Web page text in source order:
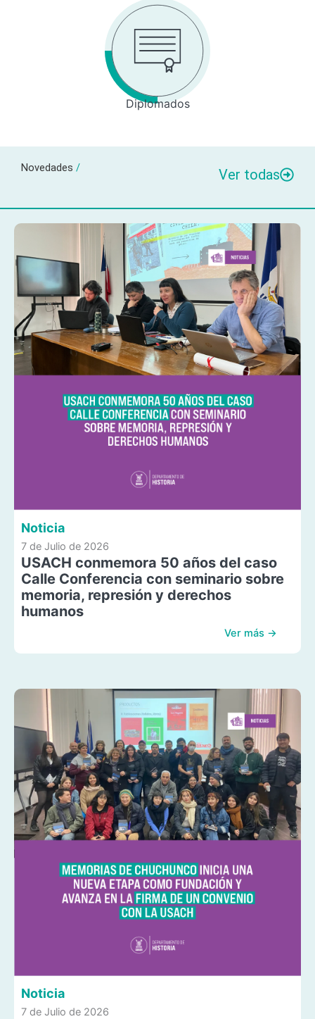
Diplomados
Novedades / Ver todas
Noticia
7 de Julio de 2026
USACH conmemora 50 años del caso
Calle Conferencia con seminario sobre
memoria, represión y derechos
humanos
Ver más →
Noticia
7 de Julio de 2026